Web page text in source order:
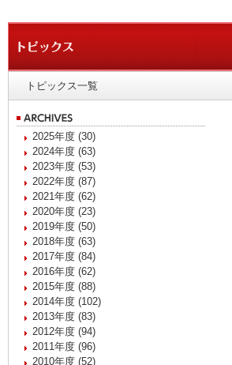
トピックス一覧
2025年度 (30)
2024年度 (63)
2023年度 (53)
2022年度 (87)
2021年度 (62)
2020年度 (23)
2019年度 (50)
2018年度 (63)
2017年度 (84)
2016年度 (62)
2015年度 (88)
2014年度 (102)
2013年度 (83)
2012年度 (94)
2011年度 (96)
2010年度 (52)